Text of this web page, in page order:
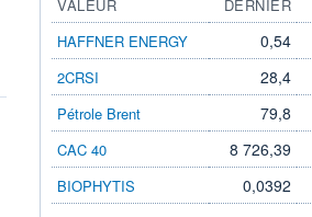
VALEUR DERNIER
HAFFNER ENERGY
0,54
2CRSI 28,4
Pétrole Brent 79,8
CAC 40 8 726,39
BIOPHYTIS 0,0392